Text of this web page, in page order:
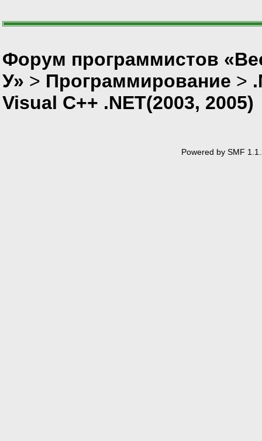
Форум программистов
У» > Программирование >
Visual C++ .NET(2003, 2005)
Powered by SMF